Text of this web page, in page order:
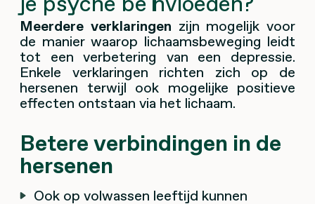
Meerdere verklaringen zijn mogelijk voor
de manier waarop lichaamsbeweging leidt
tot een verbetering van een depressie.
Enkele verklaringen richten zich op de
hersenen terwijl ook mogelijke positieve
effecten ontstaan via het lichaam.
Betere verbindingen in de
hersenen
Ook op volwassen leeftijd kunnen